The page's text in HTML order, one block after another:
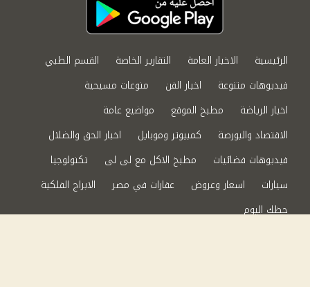
الرئيسية الاخبار العامة التقارير الخاصة
القسم الطبي
فيديوهات متنوعة
اخبار الفن
منوعات مسيحية
اخبار الرياضة
مطبخ الموقع
مواضيع عامة
الاقتصاد والبورصة
كمبيوتر وموبايل
اخبار الحق والضلال
فيديوهات فضائيات
مطبخ الاكل مع لى لى
تكنولوجيا
سيارات
اسعار وعروض عقارات في مصر
الابراج الفلكية
حظك اليوم